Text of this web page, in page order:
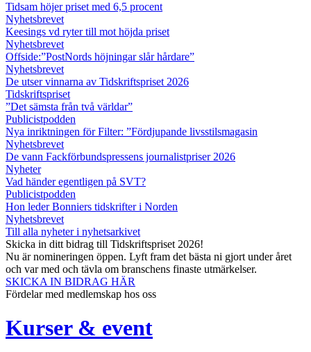
Tidsam höjer priset med 6,5 procent
Nyhetsbrevet
Keesings vd ryter till mot höjda priset
Nyhetsbrevet
Offside:”PostNords höjningar slår hårdare”
Nyhetsbrevet
De utser vinnarna av Tidskriftspriset 2026
Tidskriftspriset
”Det sämsta från två världar”
Publicistpodden
Nya inriktningen för Filter: ”Fördjupande livsstilsmagasin
Nyhetsbrevet
De vann Fackförbundspressens journalistpriser 2026
Nyheter
Vad händer egentligen på SVT?
Publicistpodden
Hon leder Bonniers tidskrifter i Norden
Nyhetsbrevet
Till alla nyheter i nyhetsarkivet
Skicka in ditt bidrag till Tidskriftspriset 2026!
Nu är nomineringen öppen. Lyft fram det bästa ni gjort under året
och var med och tävla om branschens finaste utmärkelser.
SKICKA IN BIDRAG HÄR
Fördelar med medlemskap hos oss
Kurser & event